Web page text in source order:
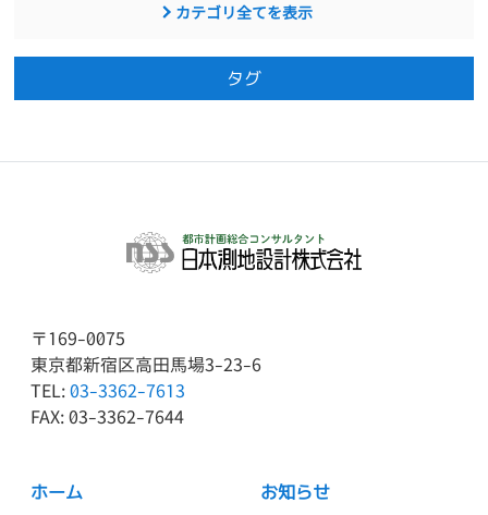
カテゴリ全てを表示
タグ
〒169-0075
東京都新宿区高田馬場3-23-6
TEL:03-3362-7613
FAX: 03-3362-7644
ホーム お知らせ